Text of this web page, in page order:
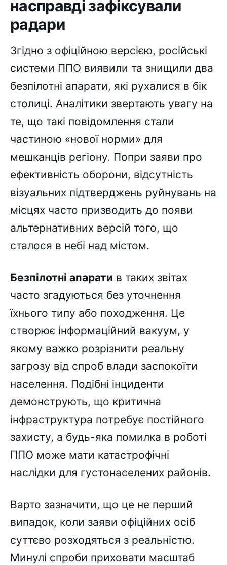
насправді зафіксували
радари
Згідно з офіційною версією, російські
системи ППО виявили та знищили два
безпілотні апарати, які рухалися в бік
столиці. Аналітики звертають увагу на
те, що такі повідомлення стали
частиною «нової норми» для
мешканців регіону. Попри заяви про
ефективність оборони, відсутність
візуальних підтверджень руйнувань на
місцях часто призводить до появи
альтернативних версій того, що
сталося в небі над містом.
Безпілотні апарати в таких звітах
часто згадуються без уточнення
їхнього типу або походження. Це
створює інформаційний вакуум, у
якому важко розрізнити реальну
загрозу від спроб влади заспокоїти
населення. Подібні інциденти
демонструють, що критична
інфраструктура потребує постійного
захисту, а будь-яка помилка в роботі
ППО може мати катастрофічні
наслідки для густонаселених районів.
Варто зазначити, що це не перший
випадок, коли заяви офіційних осіб
суттєво розходяться з реальністю.
Минулі спроби приховати масштаб